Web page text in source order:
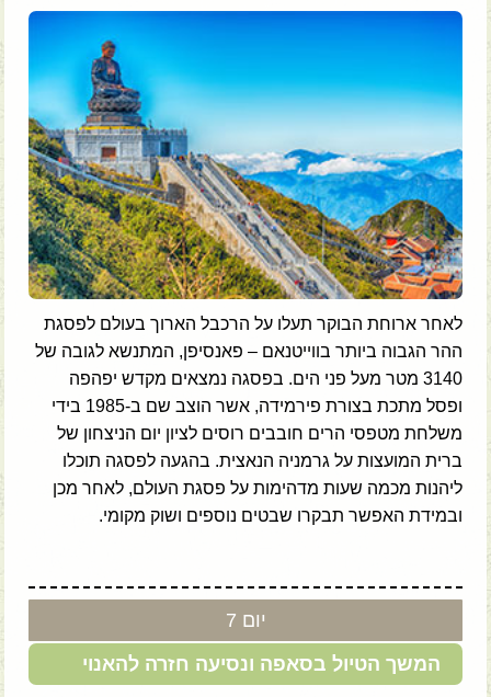
לאחר ארוחת הבוקר תעלו על הרכבל הארוך בעולם לפסגת
ההר הגבוה ביותר בווייטנאם – פאנסיפן, המתנשא לגובה של
3140 מטר מעל פני הים. בפסגה נמצאים מקדש יפהפה
ופסל מתכת בצורת פירמידה, אשר הוצב שם ב-1985 בידי
משלחת מטפסי הרים חובבים רוסים לציון יום הניצחון של
ברית המועצות על גרמניה הנאצית. בהגעה לפסגה תוכלו
ליהנות מכמה שעות מדהימות על פסגת העולם, לאחר מכן
ובמידת האפשר תבקרו שבטים נוספים ושוק מקומי.
המשך הטיול בסאפה ונסיעה חזרה להאנוי
יום 7